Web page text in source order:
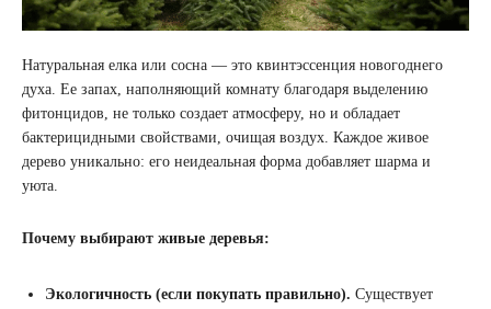
Натуральная елка или сосна — это квинтэссенция новогоднего
духа. Ее запах, наполняющий комнату благодаря выделению
фитонцидов, не только создает атмосферу, но и обладает
бактерицидными свойствами, очищая воздух. Каждое живое
дерево уникально: его неидеальная форма добавляет шарма и
уюта.
Почему выбирают живые деревья:
Экологичность (если покупать правильно). Существует